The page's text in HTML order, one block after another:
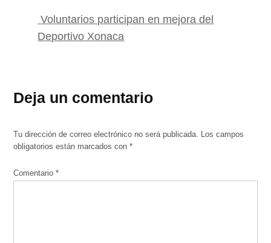
Voluntarios participan en mejora del
Deportivo Xonaca
Deja un comentario
Tu dirección de correo electrónico no será publicada. Los campos
obligatorios están marcados con*
Comentario*